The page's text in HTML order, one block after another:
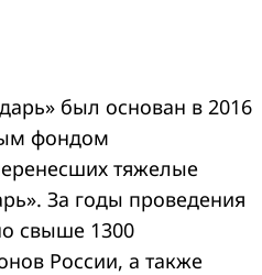
был основан в 2016
фондом
тяжелые
За годы проведения
свыше 1300
России, а также